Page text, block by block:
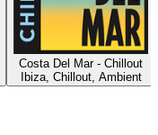
Costa Del Mar - Chillout
Ibiza, Chillout, Ambient